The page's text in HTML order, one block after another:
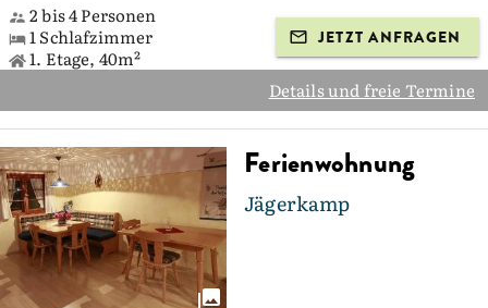
2 bis 4 Personen
1 Schlafzimmer
1. Etage, 40m²
JETZT ANFRAGEN
Details und freie Termine
Ferienwohnung
Jägerkamp